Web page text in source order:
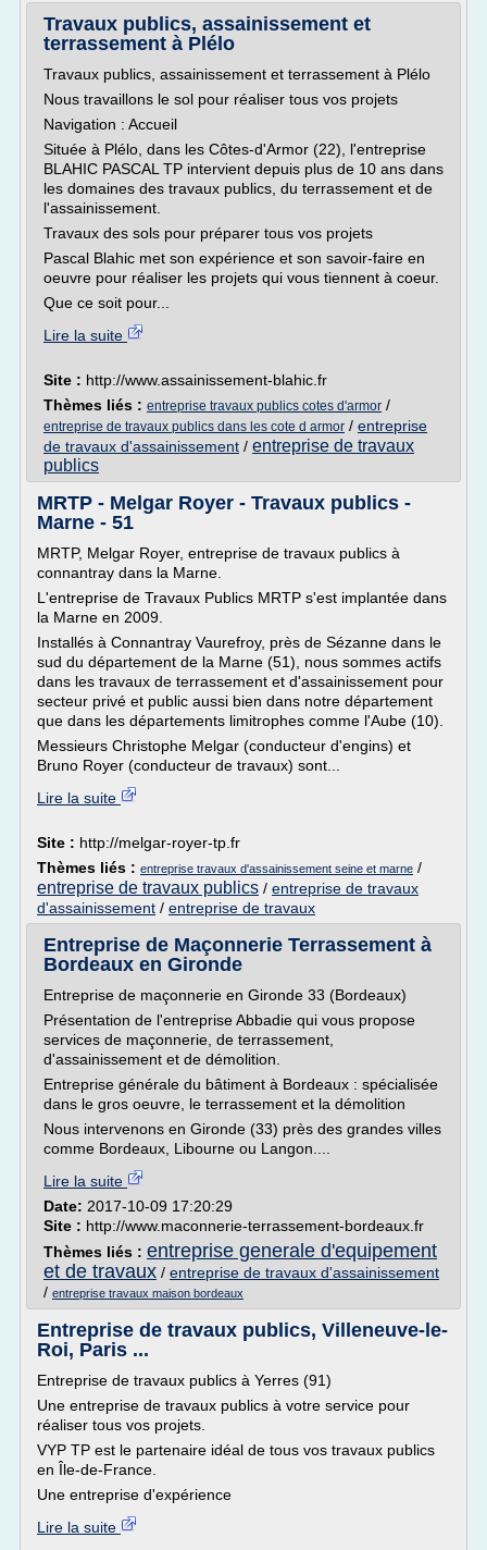
Travaux publics, assainissement et
terrassement à Plélo
Travaux publics, assainissement et terrassement à Plélo
Nous travaillons le sol pour réaliser tous vos projets
Navigation : Accueil
Située à Plélo, dans les Côtes-d'Armor (22), l'entreprise
BLAHIC PASCAL TP intervient depuis plus de 10 ans dans
les domaines des travaux publics, du terrassement et de
l'assainissement.
Travaux des sols pour préparer tous vos projets
Pascal Blahic met son expérience et son savoir-faire en
oeuvre pour réaliser les projets qui vous tiennent à coeur.
Que ce soit pour...
Lire la suite
Site : http://www.assainissement-blahic.fr
Thèmes liés : entreprise travaux publics cotes d'armor /
entreprise de travaux publics dans les cote d armor / entreprise
de travaux d'assainissement / entreprise de travaux
publics
MRTP - Melgar Royer - Travaux publics -
Marne - 51
MRTP, Melgar Royer, entreprise de travaux publics à
connantray dans la Marne.
L'entreprise de Travaux Publics MRTP s'est implantée dans
la Marne en 2009.
Installés à Connantray Vaurefroy, près de Sézanne dans le
sud du département de la Marne (51), nous sommes actifs
dans les travaux de terrassement et d'assainissement pour
secteur privé et public aussi bien dans notre département
que dans les départements limitrophes comme l'Aube (10).
Messieurs Christophe Melgar (conducteur d'engins) et
Bruno Royer (conducteur de travaux) sont...
Lire la suite
Site : http://melgar-royer-tp.fr
Thèmes liés : entreprise travaux d'assainissement seine et marne /
entreprise de travaux publics / entreprise de travaux
d'assainissement / entreprise de travaux
Entreprise de Maçonnerie Terrassement à
Bordeaux en Gironde
Entreprise de maçonnerie en Gironde 33 (Bordeaux)
Présentation de l'entreprise Abbadie qui vous propose
services de maçonnerie, de terrassement,
d'assainissement et de démolition.
Entreprise générale du bâtiment à Bordeaux : spécialisée
dans le gros oeuvre, le terrassement et la démolition
Nous intervenons en Gironde (33) près des grandes villes
comme Bordeaux, Libourne ou Langon....
Lire la suite
Date: 2017-10-09 17:20:29
Site : http://www.maconnerie-terrassement-bordeaux.fr
Thèmes liés : entreprise generale d'equipement
et de travaux / entreprise de travaux d'assainissement
/ entreprise travaux maison bordeaux
Entreprise de travaux publics, Villeneuve-le-
Roi, Paris ...
Entreprise de travaux publics à Yerres (91)
Une entreprise de travaux publics à votre service pour
réaliser tous vos projets.
VYP TP est le partenaire idéal de tous vos travaux publics
en Île-de-France.
Une entreprise d'expérience
Lire la suite